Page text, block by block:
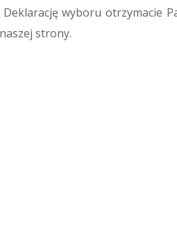
wyboru otrzymacie
strony.